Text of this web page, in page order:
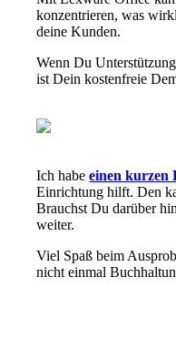
konzentrieren, was
deine Kunden.
Wenn Du
ist Dein kostenfreie
Ich habeeinen kurzen
Einrichtung hilft. Den
Brauchst Du darüber
weiter.
Viel Spaß beim
nicht einmal